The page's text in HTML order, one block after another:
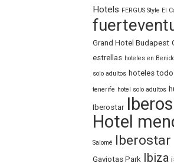
Hotels FERGUS Style El
Grand Hotel Budapest
estrellas hoteles en
solo adultos hoteles
tenerife hotel solo adultos
Iberostar
Hotel
Salomé
Gaviotas Park Ibiza